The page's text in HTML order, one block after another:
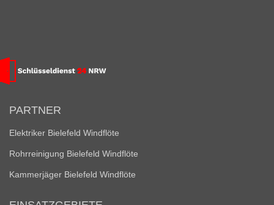
PARTNER
Elektriker Bielefeld Windflöte
Rohrreinigung Bielefeld Windflöte
Kammerjäger Bielefeld Windflöte